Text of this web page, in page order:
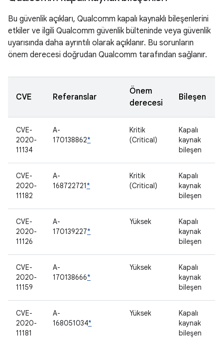
Bu güvenlik açıkları, Qualcomm kapalı kaynaklı bileşenlerini
etkiler ve ilgili Qualcomm güvenlik bülteninde veya güvenlik
uyarısında daha ayrıntılı olarak açıklanır. Bu sorunların
önem derecesi doğrudan Qualcomm tarafından sağlanır.
CVE Referanslar
Önem
derecesi
Bileşen
CVE-
2020-
11134
A-
170138862*
Kritik
(Critical)
Kapalı
kaynak
bileşen
CVE-
2020-
11182
A-
168722721*
Kritik
(Critical)
Kapalı
kaynak
bileşen
CVE-
2020-
11126
A-
170139227*
Yüksek
Kapalı
kaynak
bileşen
CVE-
2020-
11159
A-
170138666*
Yüksek
Kapalı
kaynak
bileşen
CVE-
2020-
11181
A-
168051034*
Yüksek
Kapalı
kaynak
bileşen